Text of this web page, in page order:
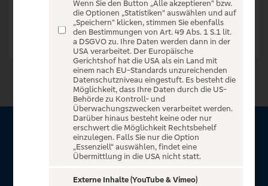
Über VR Entertain
für alle Kunden der Volksbanken Raiffeisenbanken. Auf
Wenn Sie den Button „Alle akzeptieren“ bzw.
die Optionen „Statistiken“ auswählen und auf
„Speichern“ klicken, stimmen Sie ebenfalls
den Bestimmungen von Art. 49 Abs. 1 S.1 lit.
a DSGVO zu. Ihre Daten werden dann in der
USA verarbeitet. Der Europäische
Gerichtshof hat die USA als ein Land mit
einem nach EU-Standards unzureichenden
Datenschutzniveau eingestuft. Es besteht die
Möglichkeit, dass Ihre Daten durch die US-
Behörde zu Kontroll- und
Überwachungszwecken verarbeitet werden.
Darüber hinaus besteht keine oder nur
erschwert die Möglichkeit Rechtsbehelf
einzulegen. Falls Sie nur die Option
„Essenziell“ auswählen, findet eine
Übermittlung in die USA nicht statt.
Externe Inhalte (YouTube & Vimeo)